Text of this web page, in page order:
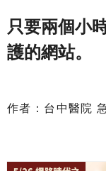
只要兩個小
護的網站。
作者：台中醫院